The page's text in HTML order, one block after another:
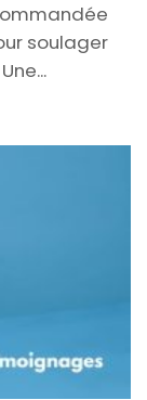
soulager